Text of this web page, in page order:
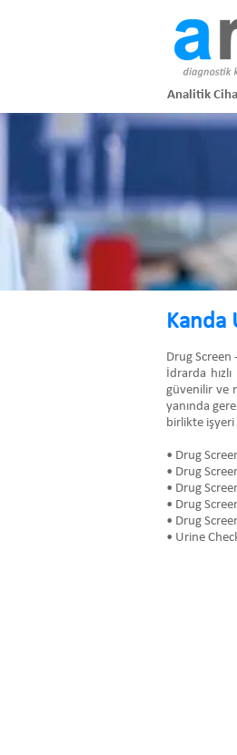
Analitik
Kanda
Drug
İdrarda
güvenilir ve
yanında
birlikte işyeri
• Drug
• Drug
• Drug
• Drug
• Drug
• Urine